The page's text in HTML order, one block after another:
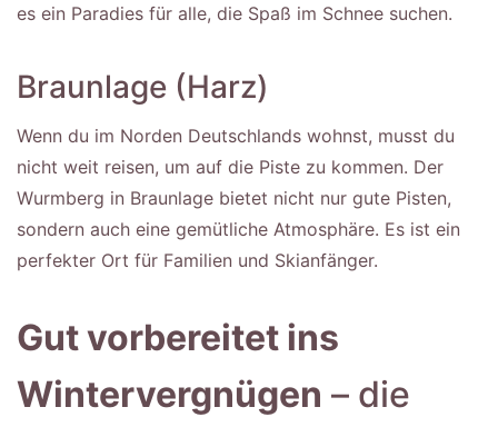
es ein Paradies für alle, die Spaß im Schnee suchen.
Braunlage (Harz)
Wenn du im Norden Deutschlands wohnst, musst du
nicht weit reisen, um auf die Piste zu kommen. Der
Wurmberg in Braunlage bietet nicht nur gute Pisten,
sondern auch eine gemütliche Atmosphäre. Es ist ein
perfekter Ort für Familien und Skianfänger.
Gut vorbereitet ins
Wintervergnügen – die